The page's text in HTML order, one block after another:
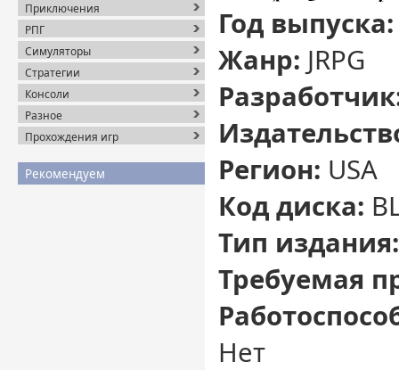
Приключения
РПГ
Симуляторы
Стратегии
Консоли
Разное
Прохождения игр
Рекомендуем
Год выпуска:
Жанр: JRPG
Регион: USA
Код диска:
Тип издания:
Требуемая
Нет